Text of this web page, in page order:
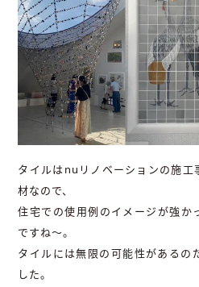
タイルはnuリノベーションの施工
材なので、
住宅での使用例のイメージが強か
ですね〜。
タイルには無限の可能性があるの
した。